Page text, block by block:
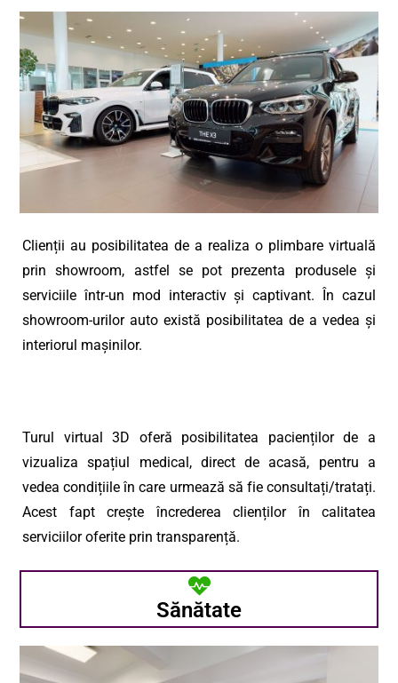
Clienții au posibilitatea de a realiza o plimbare virtuală
prin showroom, astfel se pot prezenta produsele și
serviciile într-un mod interactiv și captivant. În cazul
showroom-urilor auto există posibilitatea de a vedea și
interiorul mașinilor.
Turul virtual 3D oferă posibilitatea pacienților de a
vizualiza spațiul medical, direct de acasă, pentru a
vedea condițiile în care urmează să fie consultați/tratați.
Acest fapt crește încrederea clienților în calitatea
serviciilor oferite prin transparență.
Sănătate